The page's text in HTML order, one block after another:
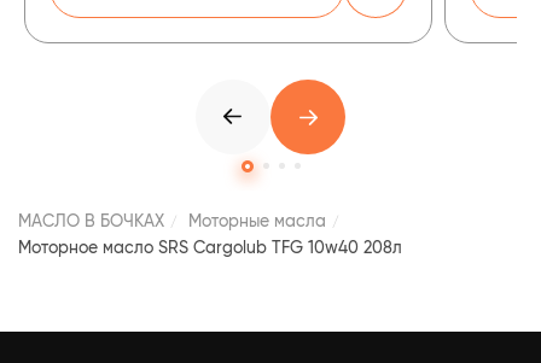
МАСЛО В БОЧКАХ
Моторные масла
Моторное масло SRS Cargolub TFG 10w40 208л